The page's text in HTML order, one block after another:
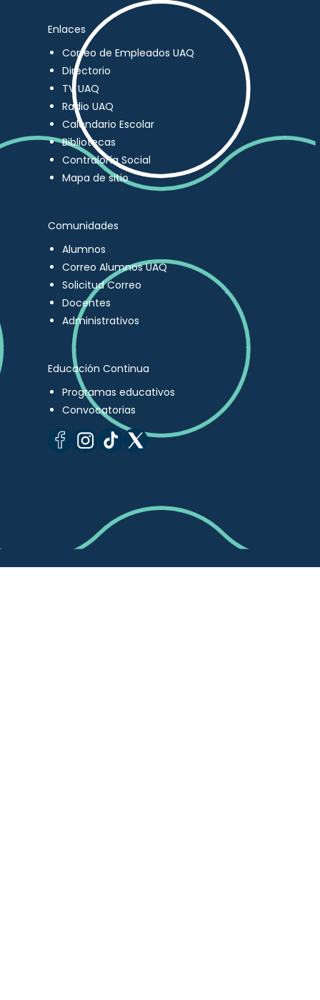
Enlaces
Correo de Empleados UAQ
Directorio
TV UAQ
Radio UAQ
Calendario Escolar
Bibliotecas
Contraloría Social
Mapa de sitio
Comunidades
Alumnos
Correo Alumnos UAQ
Solicitud Correo
Docentes
Administrativos
Educación Continua
Programas educativos
Convocatorias